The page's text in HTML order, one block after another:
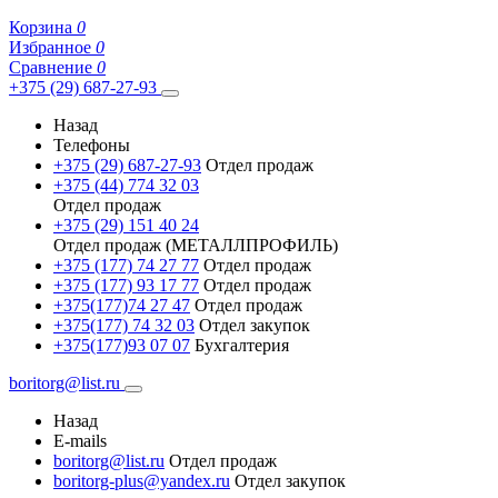
Корзина 0
Избранное 0
Сравнение 0
+375 (29) 687-27-93
Назад
Телефоны
+375 (29) 687-27-93 Отдел продаж
+375 (44) 774 32 03
Отдел продаж
+375 (29) 151 40 24
Отдел продаж (МЕТАЛЛПРОФИЛЬ)
+375 (177) 74 27 77 Отдел продаж
+375 (177) 93 17 77 Отдел продаж
+375(177)74 27 47 Отдел продаж
+375(177) 74 32 03 Отдел закупок
+375(177)93 07 07 Бухгалтерия
boritorg@list.ru
Назад
E-mails
boritorg@list.ru Отдел продаж
boritorg-plus@yandex.ru Отдел закупок